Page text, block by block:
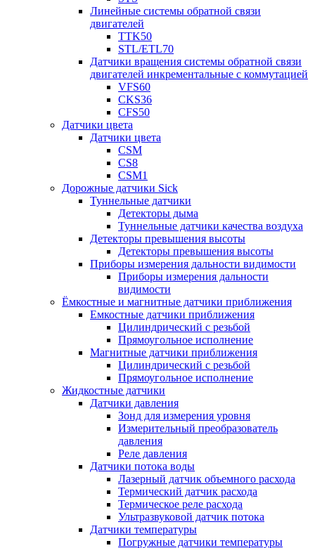
Линейные системы обратной связи
двигателей
TTK50
STL/ETL70
Датчики вращения системы обратной связи
двигателей инкрементальные с коммутацией
VFS60
CKS36
CFS50
Датчики цвета
Датчики цвета
CSM
CS8
CSM1
Дорожные датчики Sick
Туннельные датчики
Детекторы дыма
Туннельные датчики качества воздуха
Детекторы превышения высоты
Детекторы превышения высоты
Приборы измерения дальности видимости
Приборы измерения дальности
видимости
Ёмкостные и магнитные датчики приближения
Емкостные датчики приближения
Цилиндрический с резьбой
Прямоугольное исполнение
Магнитные датчики приближения
Цилиндрический с резьбой
Прямоугольное исполнение
Жидкостные датчики
Датчики давления
Зонд для измерения уровня
Измерительный преобразователь
давления
Реле давления
Датчики потока воды
Лазерный датчик объемного расхода
Термический датчик расхода
Термическое реле расхода
Ультразвуковой датчик потока
Датчики температуры
Погружные датчики температуры